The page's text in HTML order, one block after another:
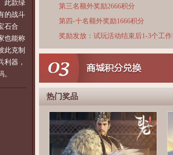
此款绿
的战斗
石合
也能称
此克制
利器，
第三名额外奖励2666积分
第四-十名额外奖励1666积分
奖励发放：试玩活动结束后1-3个工
热门奖品